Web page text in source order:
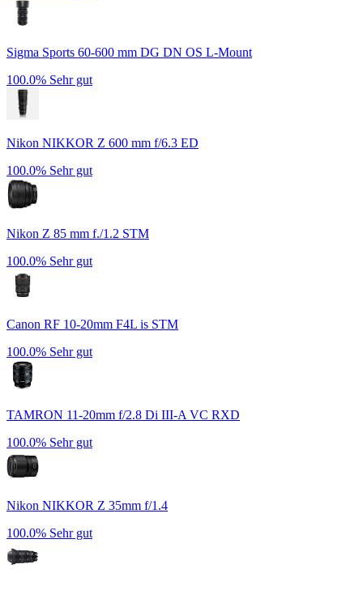
Sigma Sports 60-600 mm DG DN OS L-Mount
100.0% Sehr gut
Nikon NIKKOR Z 600 mm f/6.3 ED
100.0% Sehr gut
Nikon Z 85 mm f./1.2 STM
100.0% Sehr gut
Canon RF 10-20mm F4L is STM
100.0% Sehr gut
TAMRON 11-20mm f/2.8 Di III-A VC RXD
100.0% Sehr gut
Nikon NIKKOR Z 35mm f/1.4
100.0% Sehr gut